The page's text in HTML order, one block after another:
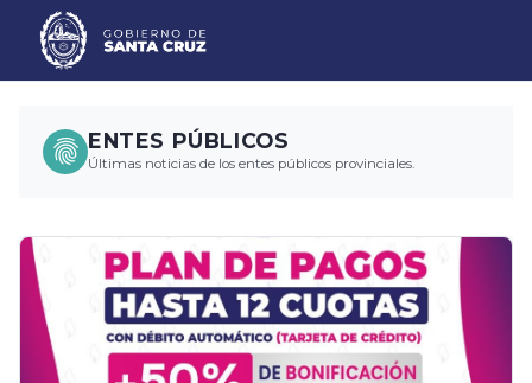
ENTES PÚBLICOS
Últimas noticias de los entes públicos provinciales.